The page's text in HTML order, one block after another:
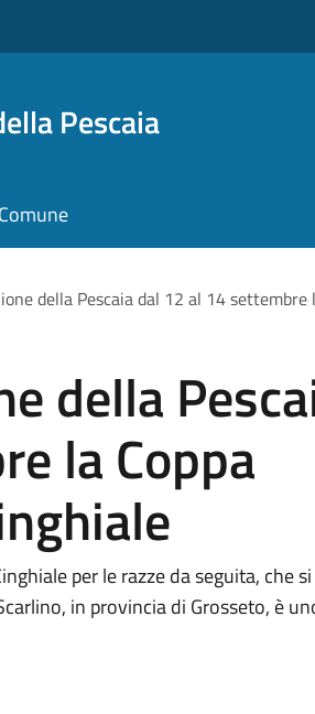
Pescaia
della Pescaia dal 12 al 14 settembre
della
la Coppa
per le razze da seguita, che
in provincia di Grosseto, è